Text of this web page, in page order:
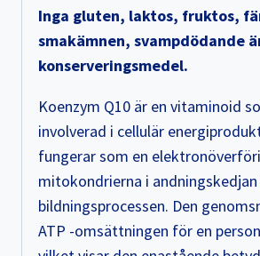
Inga gluten, laktos, fruktos,
smakämnen, svampdödande
konserveringsmedel.
Koenzym Q10 är en vitaminoid
involverad i cellulär
fungerar som en
mitokondrierna i andningskedjan
bildningsprocessen. Den
ATP -omsättningen för en